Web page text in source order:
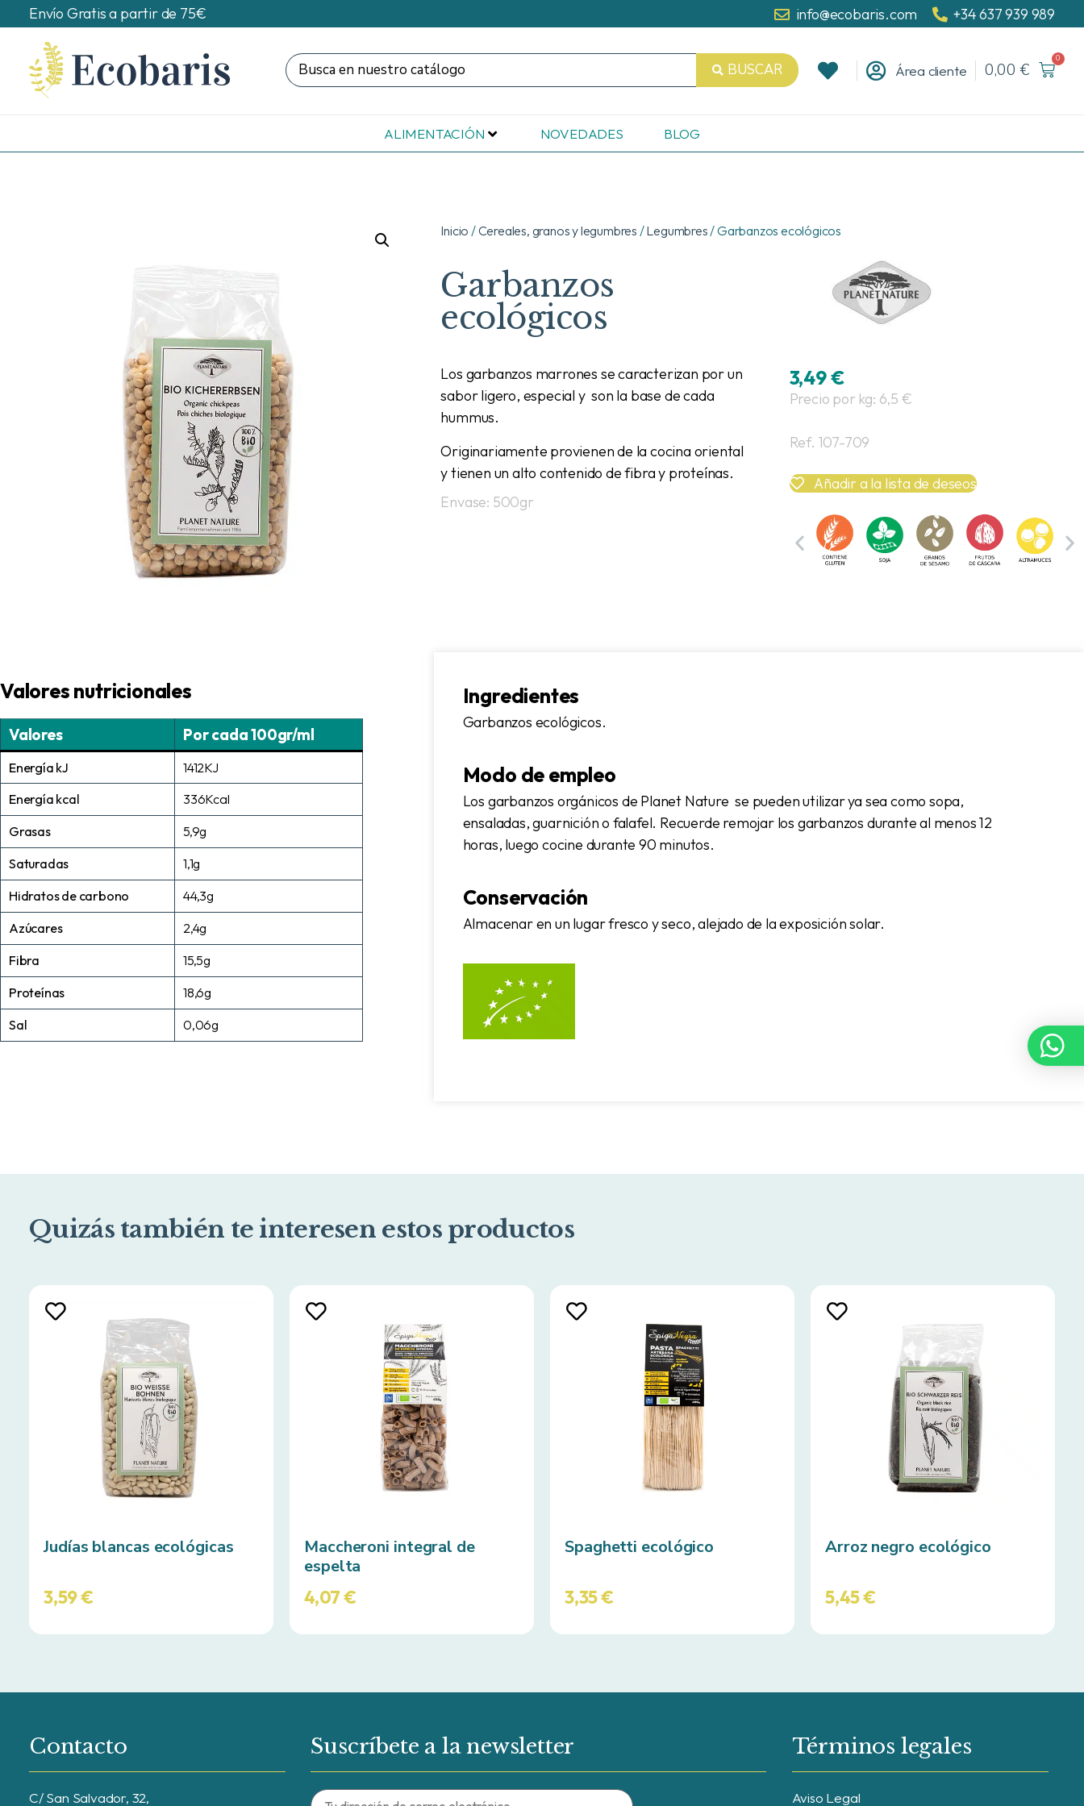
Envío Gratis a partir de 75€ info@ecobaris.com +34 637 939 989
BUSCAR Área cliente 0,00€
0
ALIMENTACIÓN NOVEDADES BLOG
Inicio /Cereales, granos y legumbres /Legumbres/ Garbanzos ecológicos
Garbanzos
ecológicos
Los garbanzos marrones se caracterizan por un
sabor ligero, especial y son la base de cada
hummus.
Originariamente provienen de la cocina oriental
y tienen un alto contenido de fibra y proteínas.
Envase: 500gr
3,49€
Precio por kg: 6,5 €
Ref. 107-709
Añadir a la lista de deseos
Valores nutricionales
Valores Por cada 100gr/ml
Energía kJ
1412KJ
Energía kcal
336Kcal
Grasas
5,9g
Saturadas
1,1g
Hidratos de carbono
44,3g
Azúcares
2,4g
Fibra
15,5g
Proteínas
18,6g
Sal
0,06g
Ingredientes
Garbanzos ecológicos.
Modo de empleo
Los garbanzos orgánicos de Planet Nature se pueden utilizar ya sea como sopa,
ensaladas, guarnición o falafel. Recuerde remojar los garbanzos durante al menos 12
horas, luego cocine durante 90 minutos.
Conservación
Almacenar en un lugar fresco y seco, alejado de la exposición solar.
Quizás también te interesen estos productos
Judías blancas ecológicas
3,59€
Maccheroni integral de
espelta
4,07€
Spaghetti ecológico
3,35€
Arroz negro ecológico
5,45€
Contacto
C/ San Salvador, 32,
Suscríbete a la newsletter Términos legales
Aviso Legal